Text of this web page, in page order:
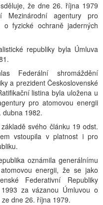
že dne 26. října 1979
agentury pro
o fyzické ochraně jaderných
republiky byla Úmluva
Federální shromáždění
a prezident Československé
listina byla uložena u
pro atomovou energii
dubna 1982.
svého článku 19 odst.
vstoupila v platnost i pro
oznámila generálnímu
energii, že se jako
Federativní Republiky
za vázanou Úmluvou o
dne 26. října 1979.